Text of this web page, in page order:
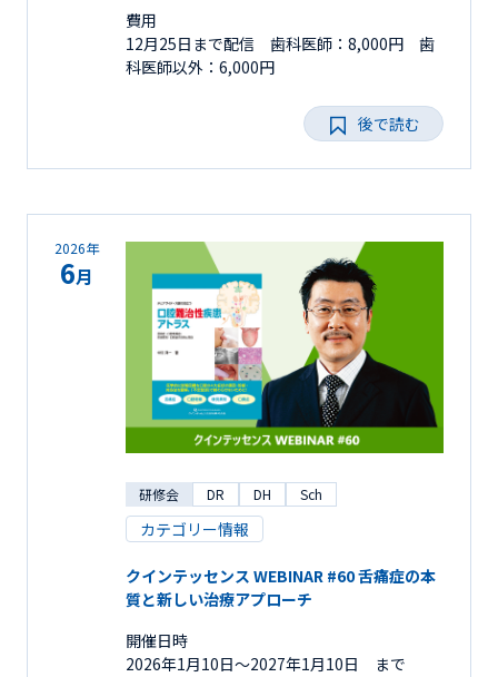
費用
12月25日まで配信 歯科医師：8,000円 歯
科医師以外：6,000円
後で読む
2026年
6月
研修会 DR DH Sch
カテゴリー情報
クインテッセンス WEBINAR #60 舌痛症の本
質と新しい治療アプローチ
開催日時
2026年1月10日〜2027年1月10日 まで